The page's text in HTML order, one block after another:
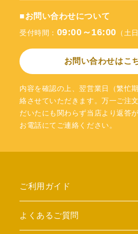
■お問い合わせについて
受付時間： 09:00～16:00 （土
お問い合わせはこ
内容を確認の上、翌営業日（繁忙
絡させていただきます。万一ご注
だいたにも関わらず当店より返答
お電話にてご連絡ください。
ご利用ガイド
よくあるご質問